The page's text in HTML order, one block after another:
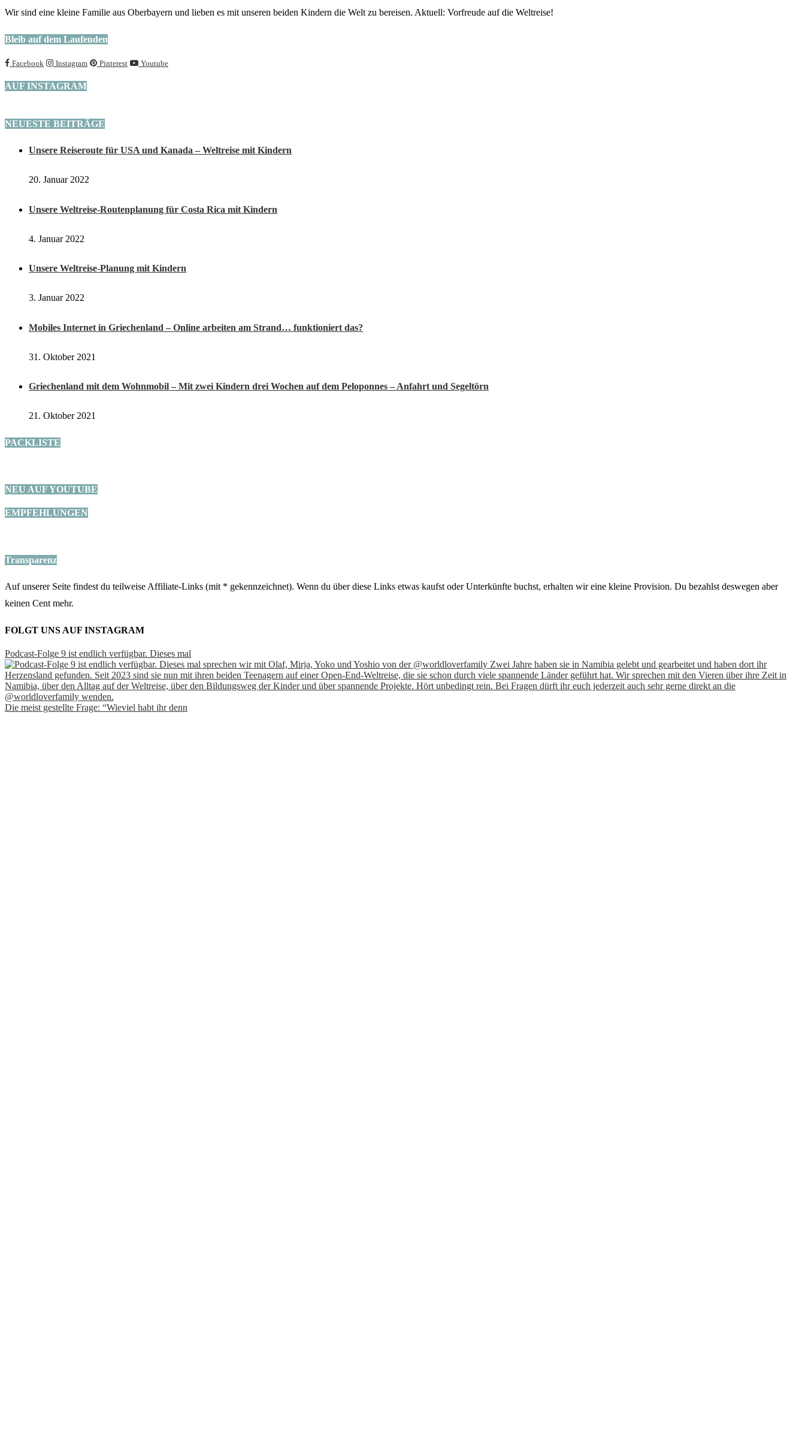
Wir sind eine kleine Familie aus Oberbayern und lieben es mit unseren beiden Kindern die Welt zu bereisen. Aktuell: Vorfreude auf die Weltreise!
Bleib auf dem Laufenden
Facebook Instagram Pinterest Youtube
AUF INSTAGRAM
NEUESTE BEITRÄGE
Unsere Reiseroute für USA und Kanada – Weltreise mit Kindern
20. Januar 2022
Unsere Weltreise-Routenplanung für Costa Rica mit Kindern
4. Januar 2022
Unsere Weltreise-Planung mit Kindern
3. Januar 2022
Mobiles Internet in Griechenland – Online arbeiten am Strand… funktioniert das?
31. Oktober 2021
Griechenland mit dem Wohnmobil – Mit zwei Kindern drei Wochen auf dem Peloponnes – Anfahrt und Segeltörn
21. Oktober 2021
PACKLISTE
NEU AUF YOUTUBE
EMPFEHLUNGEN
Transparenz
Auf unserer Seite findest du teilweise Affiliate-Links (mit * gekennzeichnet). Wenn du über diese Links etwas kaufst oder Unterkünfte buchst, erhalten wir eine kleine Provision. Du bezahlst deswegen aber
keinen Cent mehr.
FOLGT UNS AUF INSTAGRAM
Podcast-Folge 9 ist endlich verfügbar. Dieses mal
Die meist gestellte Frage: “Wieviel habt ihr denn